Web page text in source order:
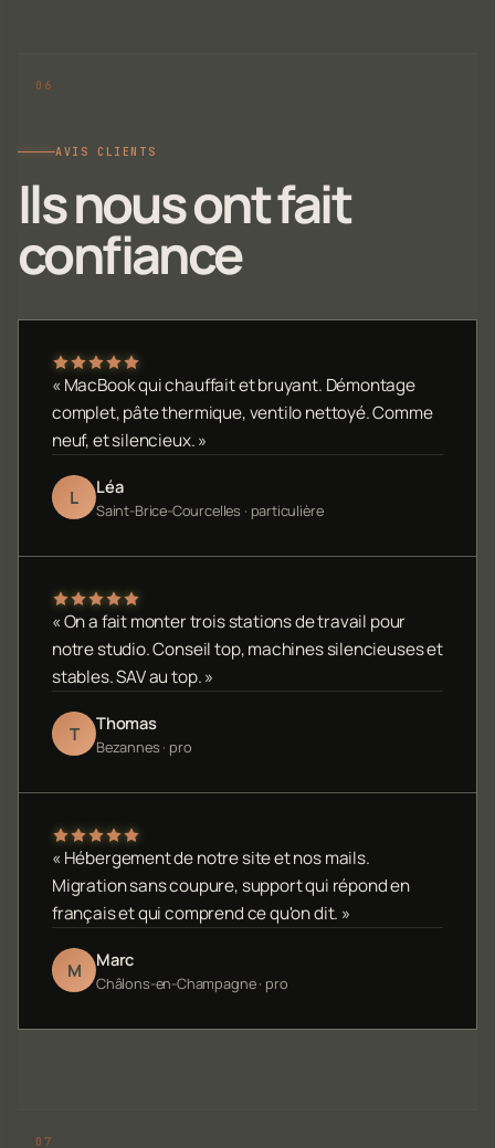
AVIS CLIENTS
Ils nous ont fait
confiance
« MacBook qui chauffait et bruyant. Démontage
complet, pâte thermique, ventilo nettoyé. Comme
neuf, et silencieux. »
L Léa
Saint-Brice-Courcelles · particulière
« On a fait monter trois stations de travail pour
notre studio. Conseil top, machines silencieuses et
stables. SAV au top. »
T Thomas
Bezannes · pro
« Hébergement de notre site et nos mails.
Migration sans coupure, support qui répond en
français et qui comprend ce qu'on dit. »
M Marc
Châlons-en-Champagne · pro